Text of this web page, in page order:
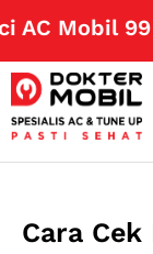
Mobil 99
Cara